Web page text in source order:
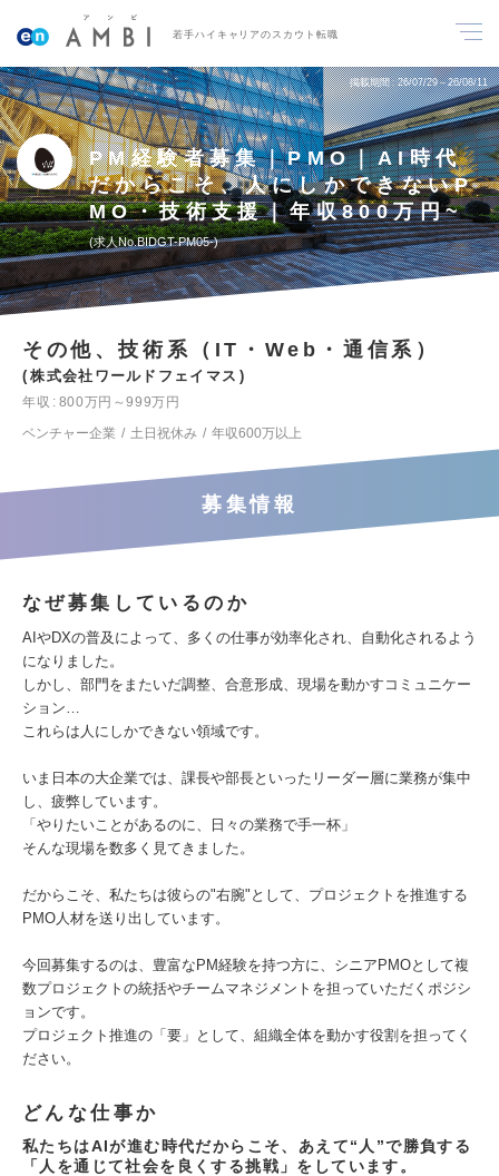
若手ハイキャリアのスカウト転職
掲載期間 26/07/29～26/08/11
PM経験者募集｜PMO｜AI時代
だからこそ、人にしかできないP
MO・技術支援｜年収800万円~
求人No.BIDGT-PM05-
その他、技術系（IT・Web・通信系）
株式会社ワールドフェイマス
年収
800万円～999万円
ベンチャー企業
土日祝休み 年収600万以上
募集情報
なぜ募集しているのか
AIやDXの普及によって、多くの仕事が効率化され、自動化されるよう
になりました。
しかし、部門をまたいだ調整、合意形成、現場を動かすコミュニケー
ション…
これらは人にしかできない領域です。
いま日本の大企業では、課長や部長といったリーダー層に業務が集中
し、疲弊しています。
「やりたいことがあるのに、日々の業務で手一杯」
そんな現場を数多く見てきました。
だからこそ、私たちは彼らの"右腕"として、プロジェクトを推進する
PMO人材を送り出しています。
今回募集するのは、豊富なPM経験を持つ方に、シニアPMOとして複
数プロジェクトの統括やチームマネジメントを担っていただくポジシ
ョンです。
プロジェクト推進の「要」として、組織全体を動かす役割を担ってく
ださい。
どんな仕事か
私たちはAIが進む時代だからこそ、あえて“人”で勝負する
「人を通じて社会を良くする挑戦」をしています。